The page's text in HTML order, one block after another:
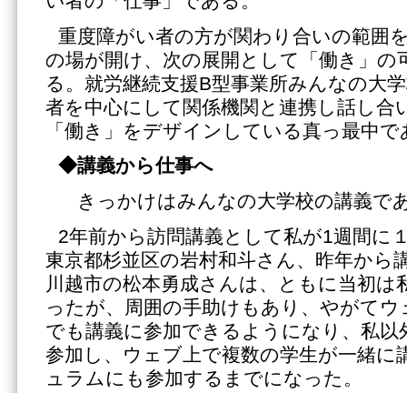
重度障がい者の方が関わり合いの範囲
の場が開け、次の展開として「働き」の
る。就労継続支援B型事業所みんなの大
者を中心にして関係機関と連携し話し合
「働き」をデザインしている真っ最中で
◆講義から仕事へ
きっかけはみんなの大学校の講義で
2年前から訪問講義として私が1週間に
東京都杉並区の岩村和斗さん、昨年から
川越市の松本勇成さんは、ともに当初は
ったが、周囲の手助けもあり、やがて
でも講義に参加できるようになり、私以
参加し、ウェブ上で複数の学生が一緒に
ュラムにも参加するまでになった。